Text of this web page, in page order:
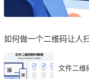
如何做一个二维码让人
文件二维